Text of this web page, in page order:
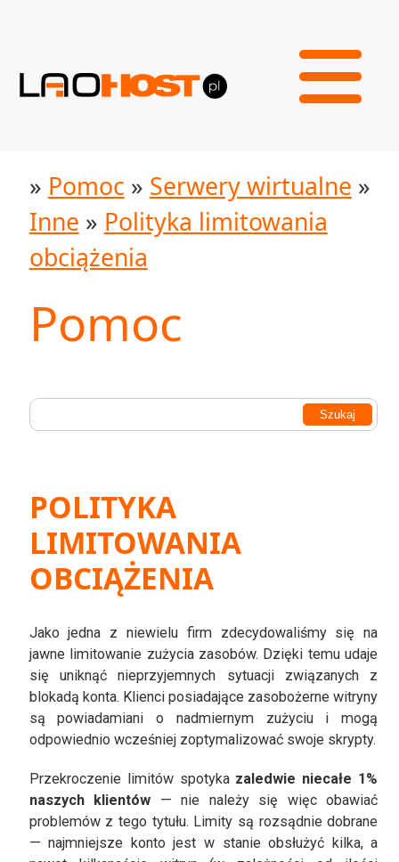
» Pomoc » Serwery wirtualne »
Inne » Polityka limitowania
obciążenia
Pomoc
POLITYKA
LIMITOWANIA
OBCIĄŻENIA
Jako jedna z niewielu firm zdecydowaliśmy się na
jawne limitowanie zużycia zasobów. Dzięki temu udaje
się uniknąć nieprzyjemnych sytuacji związanych z
blokadą konta. Klienci posiadające zasobożerne witryny
są powiadamiani o nadmiernym zużyciu i mogą
odpowiednio wcześniej zoptymalizować swoje skrypty.
Przekroczenie limitów spotyka zaledwie niecałe 1%
naszych klientów — nie należy się więc obawiać
problemów z tego tytułu. Limity są rozsądnie dobrane
— najmniejsze konto jest w stanie obsłużyć kilka, a